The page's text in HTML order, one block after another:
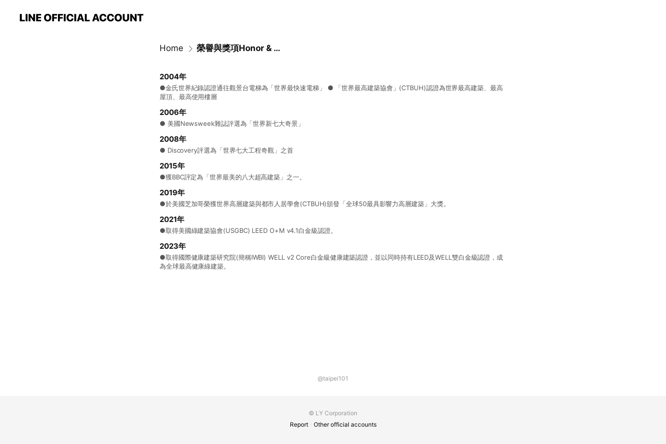
Home 榮譽與獎項Honor & Awards
2004年
●金氏世界紀錄認證通往觀景台電梯為「世界最快速電梯」 ● 「世界最高建築協會」(CTBUH)認證為世界最高建築、最高
屋頂、最高使用樓層
2006年
● 美國Newsweek雜誌評選為「世界新七大奇景」
2008年
● Discovery評選為「世界七大工程奇觀」之首
2015年
●獲BBC評定為「世界最美的八大超高建築」之一。
2019年
●於美國芝加哥榮獲世界高層建築與都市人居學會(CTBUH)頒發「全球50最具影響力高層建築」大獎。
2021年
●取得美國綠建築協會(USGBC) LEED O+M v4.1白金級認證。
2023年
●取得國際健康建築研究院(簡稱IWBI) WELL v2 Core白金級健康建築認證，並以同時持有LEED及WELL雙白金級認證，成
為全球最高健康綠建築。
@taipei101
© LY Corporation
Report
Other official accounts